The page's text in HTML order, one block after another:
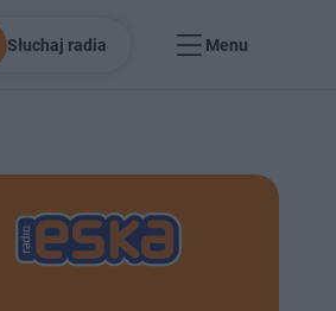
Słuchaj radia Menu